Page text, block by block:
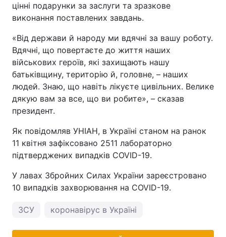
цінні подарунки за заслуги та зразкове
виконання поставлених завдань.
«Від держави й народу ми вдячні за вашу роботу.
Вдячні, що повертаєте до життя наших
військових героїв, які захищають нашу
батьківщину, територію й, головне, – наших
людей. Знаю, що навіть лікуєте цивільних. Велике
дякую вам за все, що ви робите», – сказав
президент.
Як повідомляв УНІАН, в Україні станом на ранок
11 квітня зафіксовано 2511 лабораторно
підтверджених випадків COVID-19.
У лавах Збройних Силах України зареєстровано
10 випадків захворювання на COVID-19.
ЗСУ коронавірус в Україні